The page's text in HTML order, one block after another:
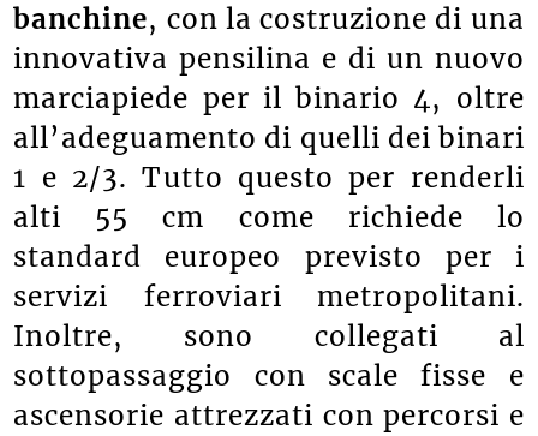
banchine, con la costruzione di una
innovativa pensilina e di un nuovo
marciapiede per il binario 4, oltre
all’adeguamento di quelli dei binari
1 e 2/3. Tutto questo per renderli
alti 55 cm come richiede lo
standard europeo previsto per i
servizi ferroviari metropolitani.
Inoltre, sono collegati al
sottopassaggio con scale fisse e
ascensorie attrezzati con percorsi e